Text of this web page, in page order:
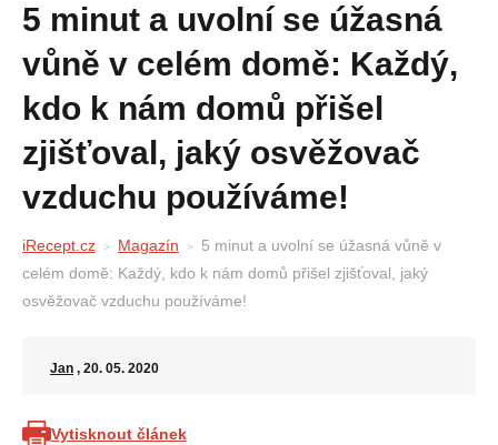
5 minut a uvolní se úžasná
vůně v celém domě: Každý,
kdo k nám domů přišel
zjišťoval, jaký osvěžovač
vzduchu používáme!
iRecept.cz Magazín
5 minut a uvolní se úžasná vůně v
celém domě: Každý, kdo k nám domů přišel zjišťoval, jaký
osvěžovač vzduchu používáme!
Jan , 20. 05. 2020
Vytisknout článek